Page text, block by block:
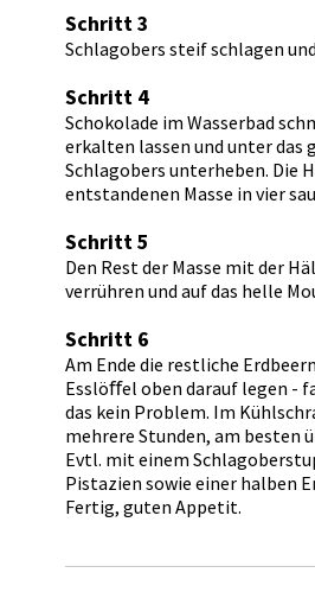
Schritt 3
Schlagobers steif schlagen
Schritt 4
Schokolade im Wasserbad
erkalten lassen und unter das
Schlagobers unterheben. Die
entstandenen Masse in vier
Schritt 5
Den Rest der Masse mit der
verrühren und auf das helle
Schritt 6
Am Ende die restliche
Esslöﬀel oben darauf legen -
das kein Problem. Im
mehrere Stunden, am besten
Evtl. mit einem
Pistazien sowie einer halben
Fertig, guten Appetit.